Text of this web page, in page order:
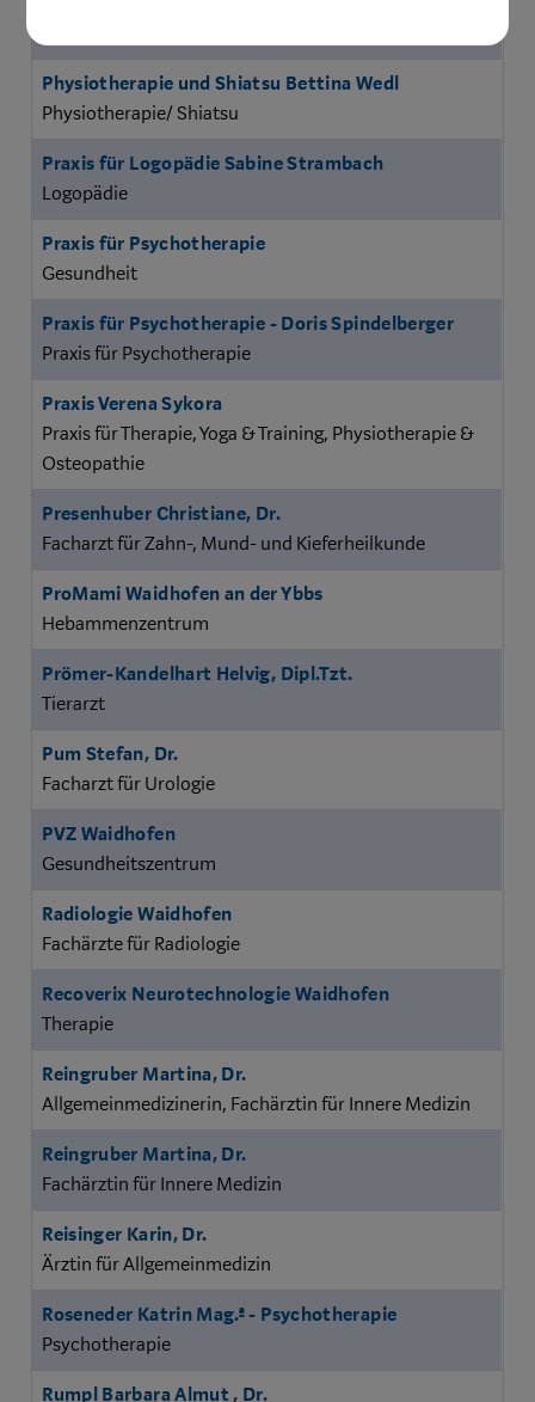
Physiotherapie und Shiatsu Bettina Wedl
Physiotherapie/ Shiatsu
Praxis für Logopädie Sabine Strambach
Logopädie
Praxis für Psychotherapie
Gesundheit
Praxis für Psychotherapie - Doris Spindelberger
Praxis für Psychotherapie
Praxis Verena Sykora
Praxis für Therapie, Yoga & Training, Physiotherapie &
Osteopathie
Presenhuber Christiane, Dr.
Facharzt für Zahn-, Mund- und Kieferheilkunde
ProMami Waidhofen an der Ybbs
Hebammenzentrum
Prömer-Kandelhart Helvig, Dipl.Tzt.
Tierarzt
Pum Stefan, Dr.
Facharzt für Urologie
PVZ Waidhofen
Gesundheitszentrum
Radiologie Waidhofen
Fachärzte für Radiologie
Recoverix Neurotechnologie Waidhofen
Therapie
Reingruber Martina, Dr.
Allgemeinmedizinerin, Fachärztin für Innere Medizin
Reingruber Martina, Dr.
Fachärztin für Innere Medizin
Reisinger Karin, Dr.
Ärztin für Allgemeinmedizin
Roseneder Katrin Mag.ª - Psychotherapie
Psychotherapie
Rumpl Barbara Almut , Dr.